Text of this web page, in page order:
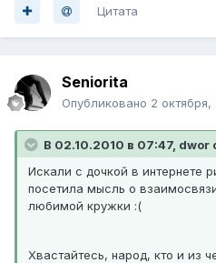
Цитата
Seniorita
Опубликовано 2 октября,
В 02.10.2010 в 07:47, dwor
Искали с дочкой в интернете
посетила мысль о
любимой кружки :(
Хвастайтесь, народ, кто и из